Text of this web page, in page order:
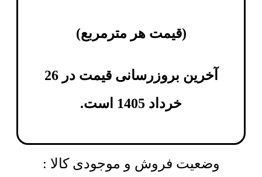
(قیمت هر مترمربع)
آخرین بروزرسانی قیمت در 26
خرداد 1405 است.
وضعیت فروش و موجودی کالا :